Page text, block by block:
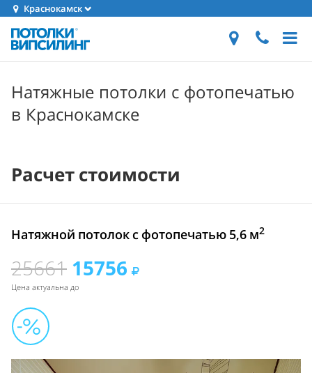
Краснокамск
Натяжные потолки с фотопечатью
в Краснокамске
Расчет стоимости
Натяжной потолок с фотопечатью 5,6 м2
25661 15756
Цена актуальна до